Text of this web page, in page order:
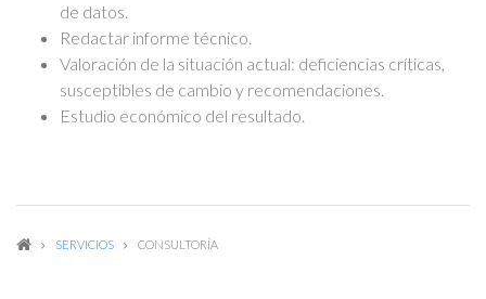
de datos.
Redactar informe técnico.
Valoración de la situación actual: deficiencias críticas,
susceptibles de cambio y recomendaciones.
Estudio económico del resultado.
SERVICIOS CONSULTORÍA